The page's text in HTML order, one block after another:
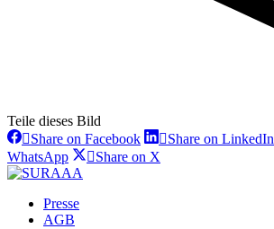
Teile dieses Bild
Share on FacebookShare
on
Facebook
Share on LinkedIn
WhatsAppShare
on
Share on X
Presse
AGB